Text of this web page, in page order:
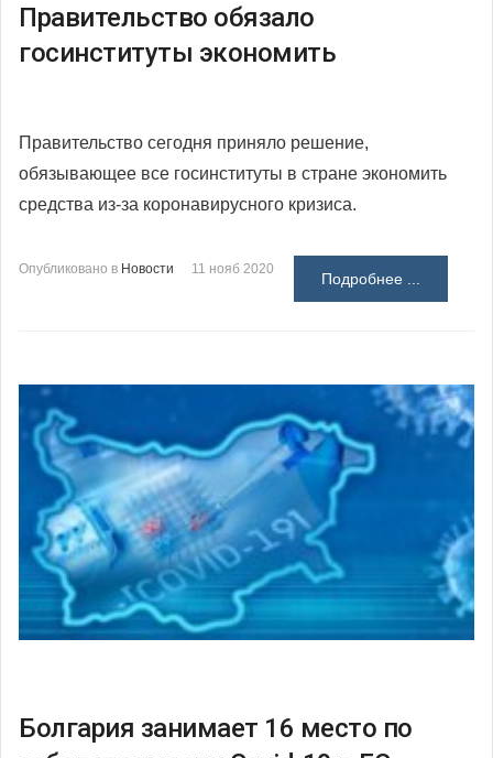
Правительство обязало
госинституты экономить
Правительство сегодня приняло решение,
обязывающее все госинституты в стране экономить
средства из-за коронавирусного кризиса.
Опубликовано в Новости 11 нояб 2020
Подробнее ...
Болгария занимает 16 место по